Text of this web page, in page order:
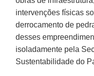
intervenções físicas
derrocamento de
desses
isoladamente pela
Sustentabilidade do